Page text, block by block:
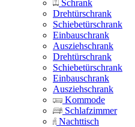
Schrank
Drehtürschrank
Schiebetürschrank
Einbauschrank
Ausziehschrank
Drehtürschrank
Schiebetürschrank
Einbauschrank
Ausziehschrank
Kommode
Schlafzimmer
Nachttisch